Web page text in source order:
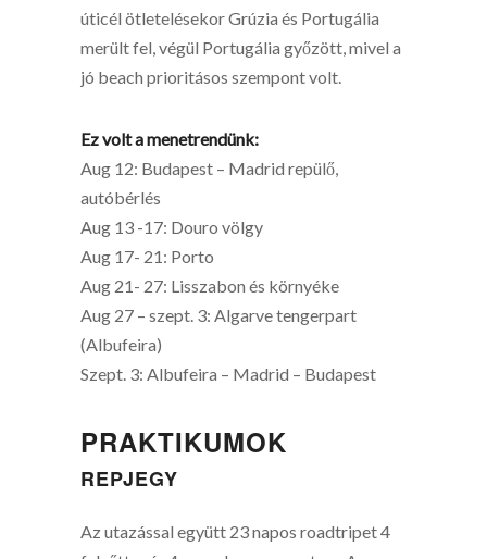
úticél ötletelésekor Grúzia és Portugália
merült fel, végül Portugália győzött, mivel a
jó beach prioritásos szempont volt.
Ez volt a menetrendünk:
Aug 12: Budapest – Madrid repülő,
autóbérlés
Aug 13 -17: Douro völgy
Aug 17- 21: Porto
Aug 21- 27: Lisszabon és környéke
Aug 27 – szept. 3: Algarve tengerpart
(Albufeira)
Szept. 3: Albufeira – Madrid – Budapest
PRAKTIKUMOK
REPJEGY
Az utazással együtt 23 napos roadtripet 4